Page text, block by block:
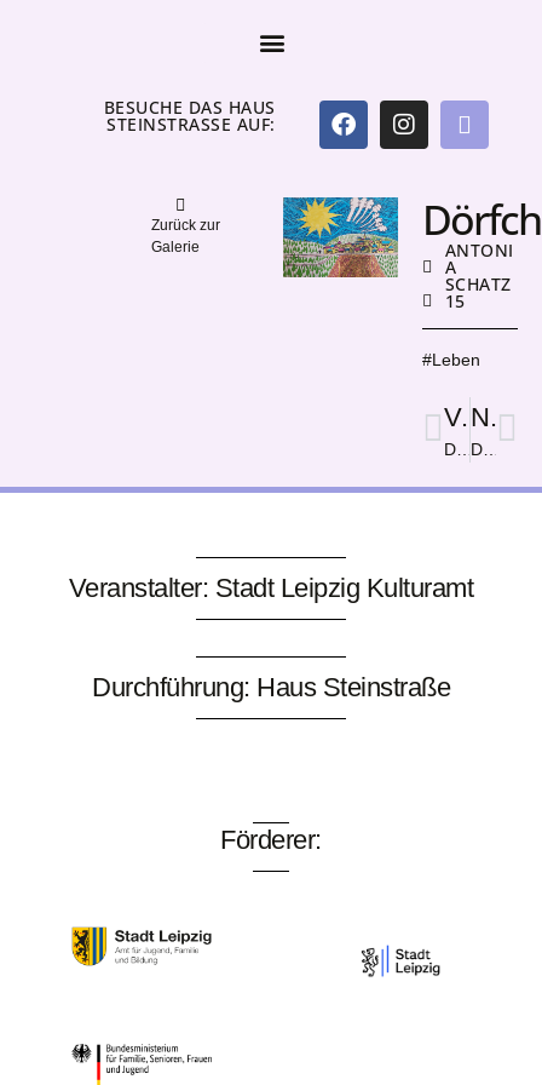
BESUCHE DAS HAUS
STEINSTRASSE AUF:
Zurück zur
Galerie
ANTONI
A
SCHATZ
15
#Leben
Vorige
Dimension zusamenbruch
Nächster
Du hast die Wa(h)l. Er nicht.
Veranstalter: Stadt Leipzig Kulturamt
Durchführung: Haus Steinstraße
Förderer: